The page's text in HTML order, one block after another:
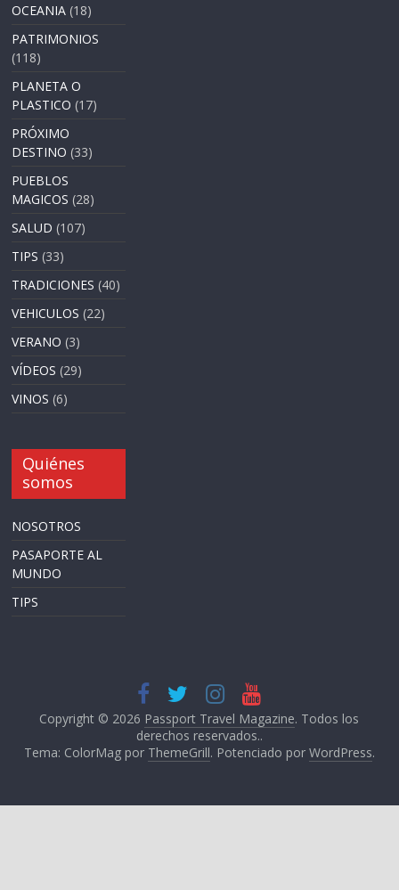
OCEANIA (18)
PATRIMONIOS
(118)
PLANETA O
PLASTICO (17)
PRÓXIMO
DESTINO (33)
PUEBLOS
MAGICOS (28)
SALUD (107)
TIPS (33)
TRADICIONES (40)
VEHICULOS (22)
VERANO (3)
VÍDEOS (29)
VINOS (6)
Quiénes
somos
NOSOTROS
PASAPORTE AL
MUNDO
TIPS
Copyright © 2026 Passport Travel Magazine. Todos los
derechos reservados..
Tema: ColorMag por ThemeGrill. Potenciado por WordPress.